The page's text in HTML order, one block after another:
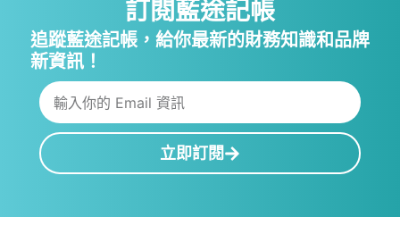
訂閱藍途記帳
追蹤藍途記帳，給你最新的財務知識和品牌
新資訊！
立即訂閱